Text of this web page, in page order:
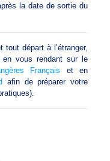
la date de sortie du
tout départ à l’étranger,
en vous rendant sur le
Français et en
afin de préparer votre